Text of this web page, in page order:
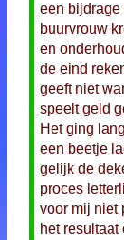
een bijdrage
buurvrouw
en
de eind
geeft niet
speelt geld
Het ging
een beetje
gelijk de
proces
voor mij niet
het